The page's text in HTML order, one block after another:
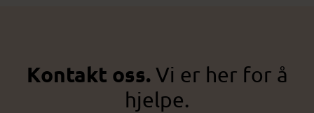
Kontakt oss.Vi er her for å
hjelpe.